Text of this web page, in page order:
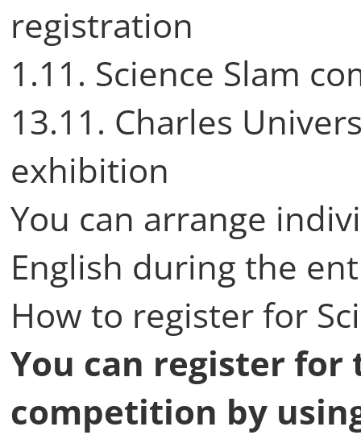
registration
1.11. Science Slam
13.11. Charles
exhibition
You can arrange
English during the
How to register for
You can register for
competition by